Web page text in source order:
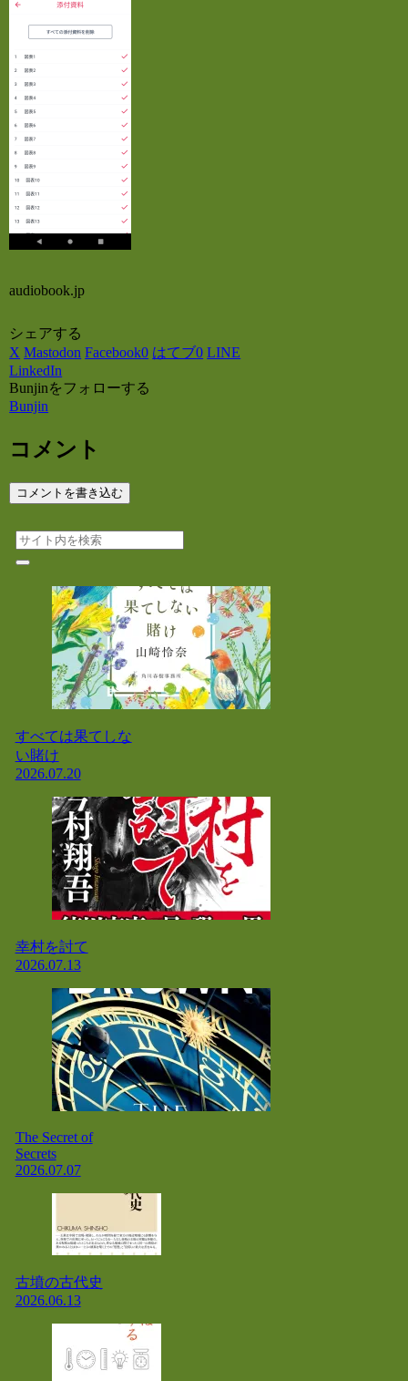
audiobook.jp
シェアする
X Mastodon Facebook0 はてブ0 LINE
LinkedIn
Bunjinをフォローする
Bunjin
コメント
コメントを書き込む
すべては果てしな
い賭け
2026.07.20
幸村を討て
2026.07.13
The Secret of
Secrets
2026.07.07
古墳の古代史
2026.06.13